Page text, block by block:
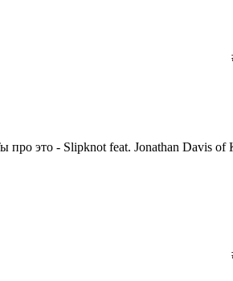
про это - Slipknot feat. Jonathan Davis of